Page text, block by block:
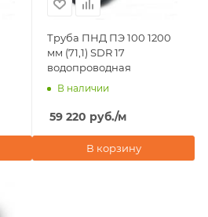
Труба ПНД ПЭ 100 1200
мм (71,1) SDR 17
водопроводная
В наличии
59 220 руб./м
В корзину